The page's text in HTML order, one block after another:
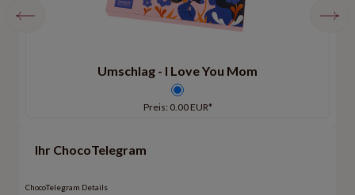
Umschlag - I Love You Mom
Preis: 0.00 EUR*
Ihr ChocoTelegram
ChocoTelegram Details